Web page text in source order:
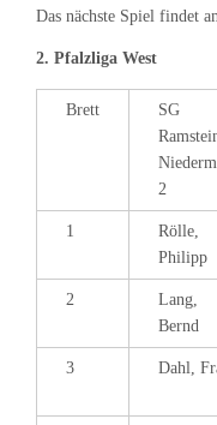
Das nächste Spiel findet
2. Pfalzliga West
Brett
SG
2
1
Rölle,
Philipp
2
Lang,
Bernd
3 Dahl,